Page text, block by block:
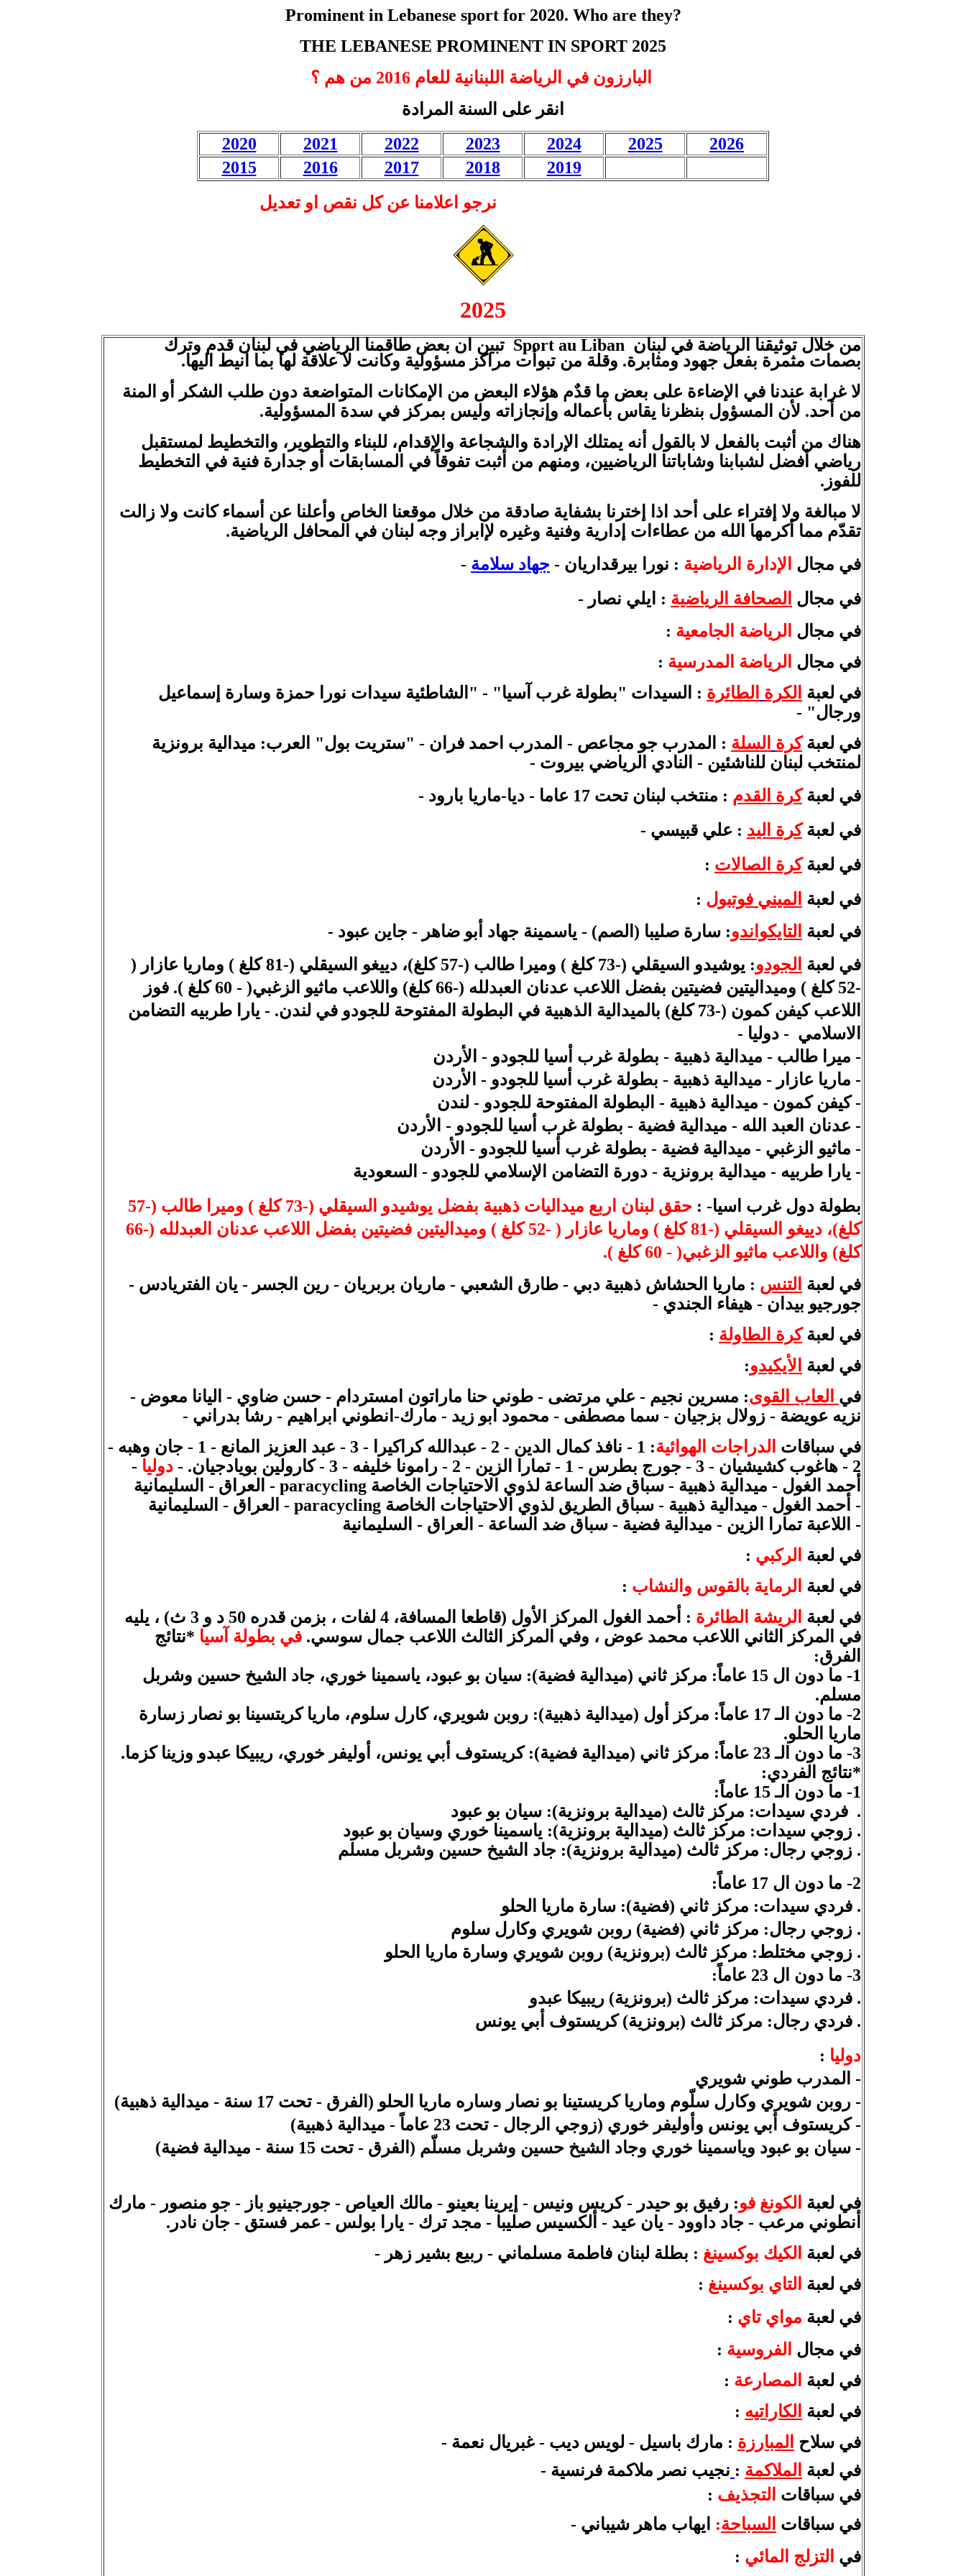
Prominent in Lebanese sport for 2020. Who are they?
THE LEBANESE PROMINENT IN SPORT 2025
انقر على السنة المرادة
2020
2021 2022 2023 2024 2025
2026
2015
2016 2017 2018
2019
نرجو اعلامنا عن كل نقص او تعديل
2025
من خلال توثيقنا الرياضة في لبنان Sport au Liban تبين ان بعض طاقمنا الرياضي في لبنان قدم وترك
بصمات مثمرة بفعل جهود ومثابرة. وقلة من تبوأت مراكز مسؤولية وكانت لا علاقة لها بما انيط اليها.
لا غرابة عندنا في الإضاءة على بعض ما قدٌم هؤلاء البعض من الإمكانات المتواضعة دون طلب الشكر أو المنة
من أحد. لأن المسؤول بنظرنا يقاس بأعماله وإنجازاته وليس بمركز في سدة المسؤولية.
هناك من أثبت بالفعل لا بالقول أنه يمتلك الإرادة والشجاعة والإقدام، للبناء والتطوير، والتخطيط لمستقبل
رياضي أفضل لشبابنا وشاباتنا الرياضيين، ومنهم من أثبت تفوقاً في المسابقات أو جدارة فنية في التخطيط
للفوز.
لا مبالغة ولا إفتراء على أحد اذا إخترنا بشفاية صادقة من خلال موقعنا الخاص وأعلنا عن أسماء كانت ولا زالت
تقدّم مما أكرمها
الله من عطاءات إدارية وفنية وغيره لإابراز وجه لبنان في المحافل الرياضية.
في مجال الإدارة الرياضية : نورا بيرقداريان - جهاد سلامة -
في مجال الصحافة الرياضية : ايلي نصار -
في مجال الرياضة الجامعية :
في مجال الرياضة المدرسية :
في لعبة الكرة الطائرة : السيدات "بطولة غرب آسيا" - "الشاطئية سيدات نورا حمزة وسارة إسماعيل
ورجال" -
في لعبةكرة السلة :
المدرب جو مجاعص - المدرب احمد فران - "ستريت بول" العرب: ميدالية برونزية
لمنتخب لبنان للناشئين - النادي الرياضي بيروت -
في لعبة كرة القدم : منتخب لبنان تحت 17 عاما - ديا-ماريا بارود -
في لعبةكرة اليد : علي قبيسي -
في لعبةكرة الصالات :
في لعبة الميني فوتبول :
في لعبة التايكواندو: سارة صليبا (الصم) - ياسمينة جهاد أبو ضاهر - جاين عبود -
في لعبة الجودو:
يوشيدو السيقلي (-73 كلغ ) وميرا طالب (-57 كلغ)، دييغو السيقلي (-81 كلغ ) وماريا عازار (
-52 كلغ ) وميداليتين فضيتين بفضل اللاعب عدنان العبدلله (-66 كلغ) واللاعب ماثيو الزغبي( - 60 كلغ ). فوز
اللاعب كيفن كمون (-73 كلغ) بالميدالية الذهبية في البطولة المفتوحة للجودو في لندن. - يارا طربيه التضامن
الاسلامي - دوليا -
- ميرا طالب - ميدالية ذهبية - بطولة غرب أسيا للجودو - الأردن
- ماريا عازار - ميدالية ذهبية - بطولة غرب أسيا للجودو - الأردن
- كيفن كمون - ميدالية ذهبية - البطولة المفتوحة للجودو - لندن
- عدنان العبد الله - ميدالية فضية - بطولة غرب أسيا للجودو - الأردن
- ماثيو الزغبي - ميدالية فضية - بطولة غرب أسيا للجودو - الأردن
- يارا طربيه - ميدالية برونزية - دورة التضامن الإسلامي للجودو - السعودية
بطولة دول غرب اسيا- :
حقق لبنان اربع ميداليات ذهبية بفضل يوشيدو السيقلي (-73 كلغ ) وميرا طالب (-57
كلغ)، دييغو السيقلي (-81 كلغ ) وماريا عازار ( -52 كلغ ) وميداليتين فضيتين بفضل اللاعب عدنان العبدلله (-66
كلغ) واللاعب ماثيو الزغبي( - 60 كلغ ).
في لعبة التنس : ماريا الحشاش ذهبية دبي - طارق الشعبي - ماريان بربريان - رين الجسر - يان الفتريادس -
جورجيو بيدان - هيفاء الجندي -
في لعبةكرة الطاولة :
في لعبة الأيكيدو:
في العاب القوى: مسرين نجيم - علي مرتضى - طوني حنا ماراتون امستردام - حسن ضاوي - اليانا معوض -
نزيه عويضة - زولال بزجيان - سما مصطفى - محمود ابو زيد - مارك-انطوني ابراهيم - رشا بدراني -
في سباقات الدراجات الهوائية: 1 - نافذ كمال الدين
- 2 - عبدالله كراكيرا - 3 - عبد العزيز المانع - 1 - جان وهبه -
2 - هاغوب كشيشيان - 3 - جورج بطرس - 1 - تمارا الزين - 2 - رامونا خليفه - 3 - كارولين بويادجيان. -
دوليا -
أحمد الغول - ميدالية ذهبية - سباق ضد الساعة لذوي الاحتياجات الخاصة paracycling - العراق - السليمانية
- أحمد الغول - ميدالية ذهبية - سباق الطريق لذوي الاحتياجات الخاصة paracycling - العراق - السليمانية
- اللاعبة تمارا الزين - ميدالية فضية - سباق ضد الساعة - العراق - السليمانية
في لعبة الركبي :
في لعبة الرماية بالقوس والنشاب :
في لعبة الريشة الطائرة :
أحمد الغول المركز الأول (قاطعا المسافة، 4 لفات ، بزمن قدره 50 د و 3 ث) ، يليه
في المركز الثاني اللاعب محمد عوض ، وفي المركز الثالث اللاعب جمال سوسي. في بطولة آسيا *نتائج
الفرق:
1- ما دون ال 15 عاماً: مركز ثاني (ميدالية فضية): سيان بو عبود، ياسمينا خوري، جاد الشيخ حسين وشربل
مسلم.
2- ما دون الـ 17 عاماً: مركز أول (ميدالية ذهبية): روبن شويري، كارل سلوم، ماريا كريتسينا بو نصار زسارة
ماريا الحلو.
3- ما دون الـ 23 عاماً: مركز ثاني (ميدالية فضية): كريستوف أبي يونس، أوليفر خوري، ريبيكا عبدو وزينا كزما.
*نتائج الفردي:
1- ما دون الـ 15 عاماً:
. فردي سيدات: مركز ثالث (ميدالية برونزية): سيان بو عبود
. زوجي سيدات: مركز ثالث (ميدالية برونزية): ياسمينا خوري وسيان بو عبود
. زوجي رجال: مركز ثالث (ميدالية برونزية): جاد الشيخ حسين وشربل مسلم
2- ما دون ال 17 عاماً:
. فردي سيدات: مركز ثاني (فضية): سارة ماريا الحلو
. زوجي رجال: مركز ثاني (فضية) روبن شويري وكارل سلوم
. زوجي مختلط: مركز ثالث (برونزية) روبن شويري وسارة ماريا الحلو
3- ما دون ال 23 عاماً:
. فردي سيدات: مركز ثالث (برونزية) ريبيكا عبدو
. فردي رجال: مركز ثالث (برونزية) كريستوف أبي يونس
دوليا :
- المدرب طوني شويري
- روبن شويري وكارل سلّوم وماريا كريستينا بو نصار وساره ماريا الحلو (الفرق - تحت 17 سنة - ميدالية ذهبية)
- كريستوف أبي يونس وأوليفر خوري (زوجي الرجال - تحت 23 عاماً - ميدالية ذهبية)
- سيان بو عبود وياسمينا خوري وجاد الشيخ حسين وشربل مسلّم (الفرق - تحت 15 سنة - ميدالية فضية)
في لعبة الكونغ فو: رفيق بو حيدر - كريس ونيس - إيرينا بعينو - مالك العياص - جورجينيو باز - جو منصور - مارك
أنطوني مرعب - جاد داوود - يان عيد - ألكسيس صليبا - مجد ترك - يارا بولس - عمر فستق - جان نادر.
في لعبة الكيك بوكسينغ : بطلة لبنان فاطمة مسلماني - ربيع بشير زهر -
في لعبة التاي بوكسينغ :
في لعبة مواي تاي :
في مجال الفروسية :
في لعبة المصارعة :
في لعبة الكاراتيه :
في سلاح المبارزة : مارك باسيل - لويس ديب - غبريال نعمة -
في لعبة الملاكمة : نجيب نصر ملاكمة فرنسية -
في سباقات التجذيف :
في سباقات السباحة:
ايهاب ماهر شيباني -
في التزلج المائي :